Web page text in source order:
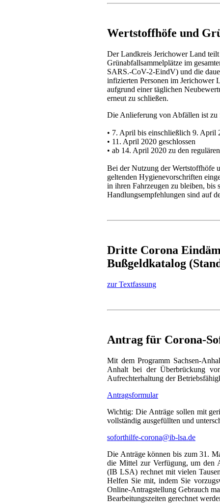
Wertstoffhöfe und
Der Landkreis Jerichower Land
Grünabfallsammelplätze im
SARS.-CoV-2-EindV) und die
infizierten Personen im Jerichower
aufgrund einer täglichen
erneut zu schließen.
Die Anlieferung von Abfällen ist zu
• 7. April bis einschließlich 9. April
• 11. April 2020 geschlossen
• ab 14. April 2020 zu den
Bei der Nutzung der Wertstoffhöfe
geltenden Hygienevorschriften
in ihren Fahrzeugen zu bleiben, bis
Handlungsempfehlungen sind auf
Dritte Corona
Bußgeldkatalog
zur Textfassung
Antrag für Corona-
Mit dem Programm Sachsen-
Anhalt bei der Überbrückung
Aufrechterhaltung der
Antragsformular
Wichtig: Die Anträge sollen mit
vollständig ausgefüllten und
soforthilfe-corona@ib-lsa.de
Die Anträge können bis zum 31.
die Mittel zur Verfügung, um den
(IB LSA) rechnet mit vielen
Helfen Sie mit, indem Sie
Online-Antragstellung Gebrauch
Bearbeitungszeiten gerechnet